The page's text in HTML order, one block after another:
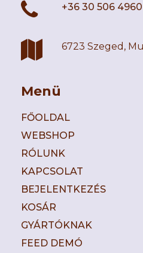
+36 30 506 4960
6723 Szeged,
Menü
FŐOLDAL
WEBSHOP
RÓLUNK
KAPCSOLAT
BEJELENTKEZÉS
KOSÁR
GYÁRTÓKNAK
FEED DEMÓ